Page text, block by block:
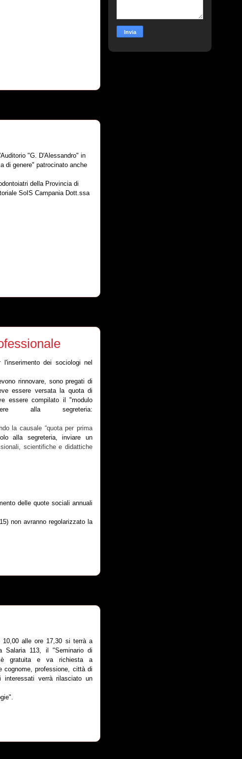
"G. D'Alessandro" in
di genere" patrocinato anche
della Provincia di
SoIS Campania Dott.ssa
dei sociologi nel
rinnovare, sono pregati di
essere versata la quota di
essere compilato il "modulo
alla segreteria:
la causale “quota per prima
alla segreteria, inviare un
scientifiche e didattiche
delle quote sociali annuali
non avranno regolarizzato la
10,00 alle ore 17,30 si terrà a
Salaria 113, il "Seminario di
è gratuita e va richiesta a
cognome, professione, città di
interessati verrà rilasciato un